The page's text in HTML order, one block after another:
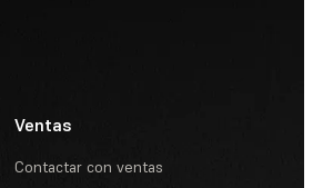
Ventas
Contactar con ventas